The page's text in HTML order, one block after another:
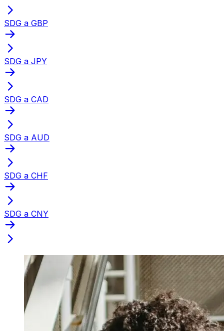
SDG a GBP
SDG a JPY
SDG a CAD
SDG a AUD
SDG a CHF
SDG a CNY